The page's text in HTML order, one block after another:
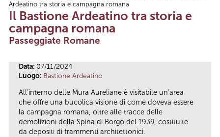
Tu sei qui
Ardeatino tra storia e campagna romana
Il Bastione Ardeatino tra storia e
campagna romana
Passeggiate Romane
Data: 07/11/2024
Luogo: Bastione Ardeatino
All’interno delle Mura Aureliane è visitabile un’area
che offre una bucolica visione di come doveva essere
la campagna romana, oltre alle tracce delle
demolizioni della Spina di Borgo del 1939, costituite
da depositi di frammenti architettonici.